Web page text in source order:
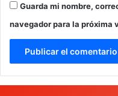
Guarda mi nombre,
navegador para la próxima